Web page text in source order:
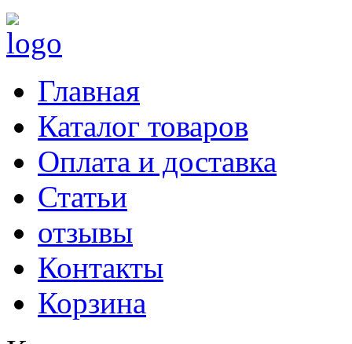
Главная
Каталог товаров
Оплата и доставка
Статьи
отзывы
Контакты
Корзина